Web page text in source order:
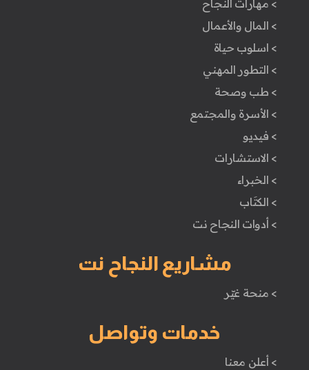
> مهارات النجاح
> المال والأعمال
> اسلوب حياة
> التطور المهني
> طب وصحة
> الأسرة والمجتمع
> فيديو
> الاستشارات
> الخبراء
> الكتَاب
> أدوات النجاح نت
مشاريع النجاح نت
> منحة غيّر
خدمات وتواصل
> أعلن معنا